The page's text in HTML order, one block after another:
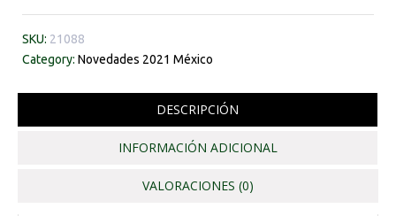
SKU: 21088
Category: Novedades 2021 México
DESCRIPCIÓN
INFORMACIÓN ADICIONAL
VALORACIONES (0)